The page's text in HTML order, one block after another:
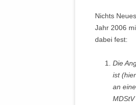
Nichts
Jahr 2006
dabei fest:
Die
ist
an
MDStV